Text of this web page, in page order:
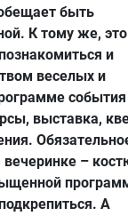
быть
К тому же, это
и
веселых и
события
выставка,
вечеринке –
А